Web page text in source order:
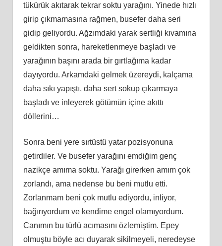
tükürük akıtarak tekrar soktu yarağını. Yinede hızlı
girip çıkmamasına rağmen, busefer daha seri
gidip geliyordu. Ağzımdaki yarak sertliği kıvamına
geldikten sonra, hareketlenmeye başladı ve
yarağının başını arada bir gırtlağıma kadar
dayıyordu. Arkamdaki gelmek üzereydi, kalçama
daha sıkı yapıştı, daha sert sokup çıkarmaya
başladı ve inleyerek götümün içine akıttı
döllerini…
Sonra beni yere sırtüstü yatar pozisyonuna
getirdiler. Ve busefer yarağını emdiğim genç
nazikçe amıma soktu. Yarağı girerken amım çok
zorlandı, ama nedense bu beni mutlu etti.
Zorlanmam beni çok mutlu ediyordu, inliyor,
bağırıyordum ve kendime engel olamıyordum.
Canımın bu türlü acımasını özlemiştim. Epey
olmuştu böyle acı duyarak sikilmeyeli, neredeyse